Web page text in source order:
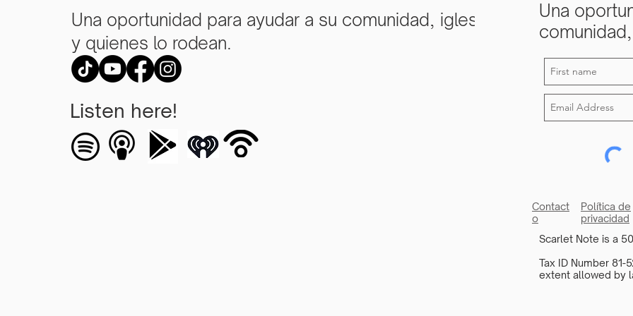
Una oportunidad para ayudar a su comunidad, iglesia
y quienes lo rodean.
Listen here!
Una
Contact
o
Política de
privacidad
Scarlet Note is a
Tax ID Number
extent allowed by